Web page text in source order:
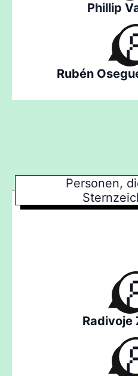
Phillip
Rubén
Personen,
Radivoje